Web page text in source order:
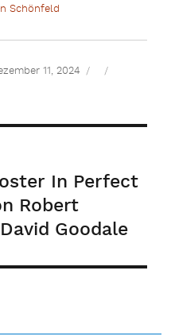
Schönfeld
11, 2024
In Perfect
Robert
Goodale